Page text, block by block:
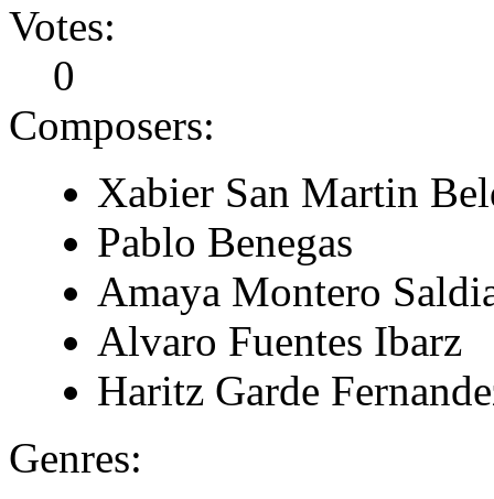
Votes:
0
Composers:
Xabier San Martin
Pablo Benegas
Amaya Montero
Alvaro Fuentes Ibarz
Haritz Garde
Genres: